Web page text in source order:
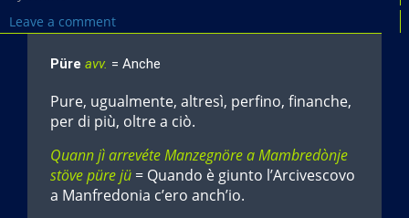
Leave a comment
Püre avv. = Anche
Pure, ugualmente, altresì, perfino, finanche,
per di più, oltre a ciò.
Quann jì arrevéte Manzegnöre a Mambredònje
stöve püre jü = Quando è giunto l’Arcivescovo
a Manfredonia c’ero anch’io.